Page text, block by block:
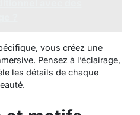
vous créez une
Pensez à l’éclairage,
les détails de chaque